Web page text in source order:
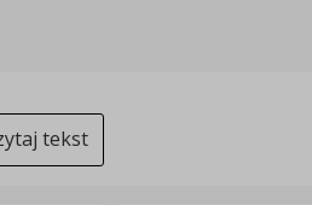
tekst